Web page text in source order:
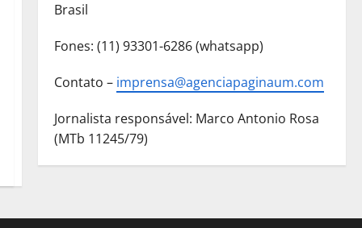
Brasil
Fones: (11) 93301-6286 (whatsapp)
Contato – imprensa@agenciapaginaum.com
Jornalista responsável: Marco Antonio Rosa
(MTb 11245/79)